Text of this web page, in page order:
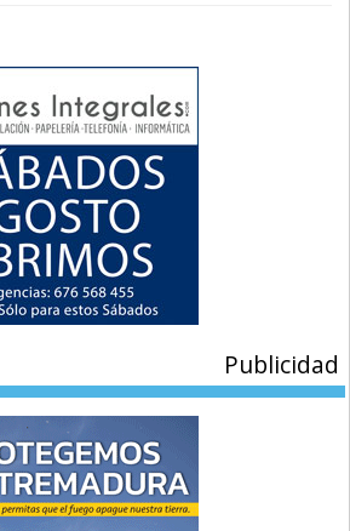
Publicidad